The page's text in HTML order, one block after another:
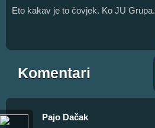
Eto kakav je to čovjek. Ko JU Grupa.
Komentari
Pajo Dačak